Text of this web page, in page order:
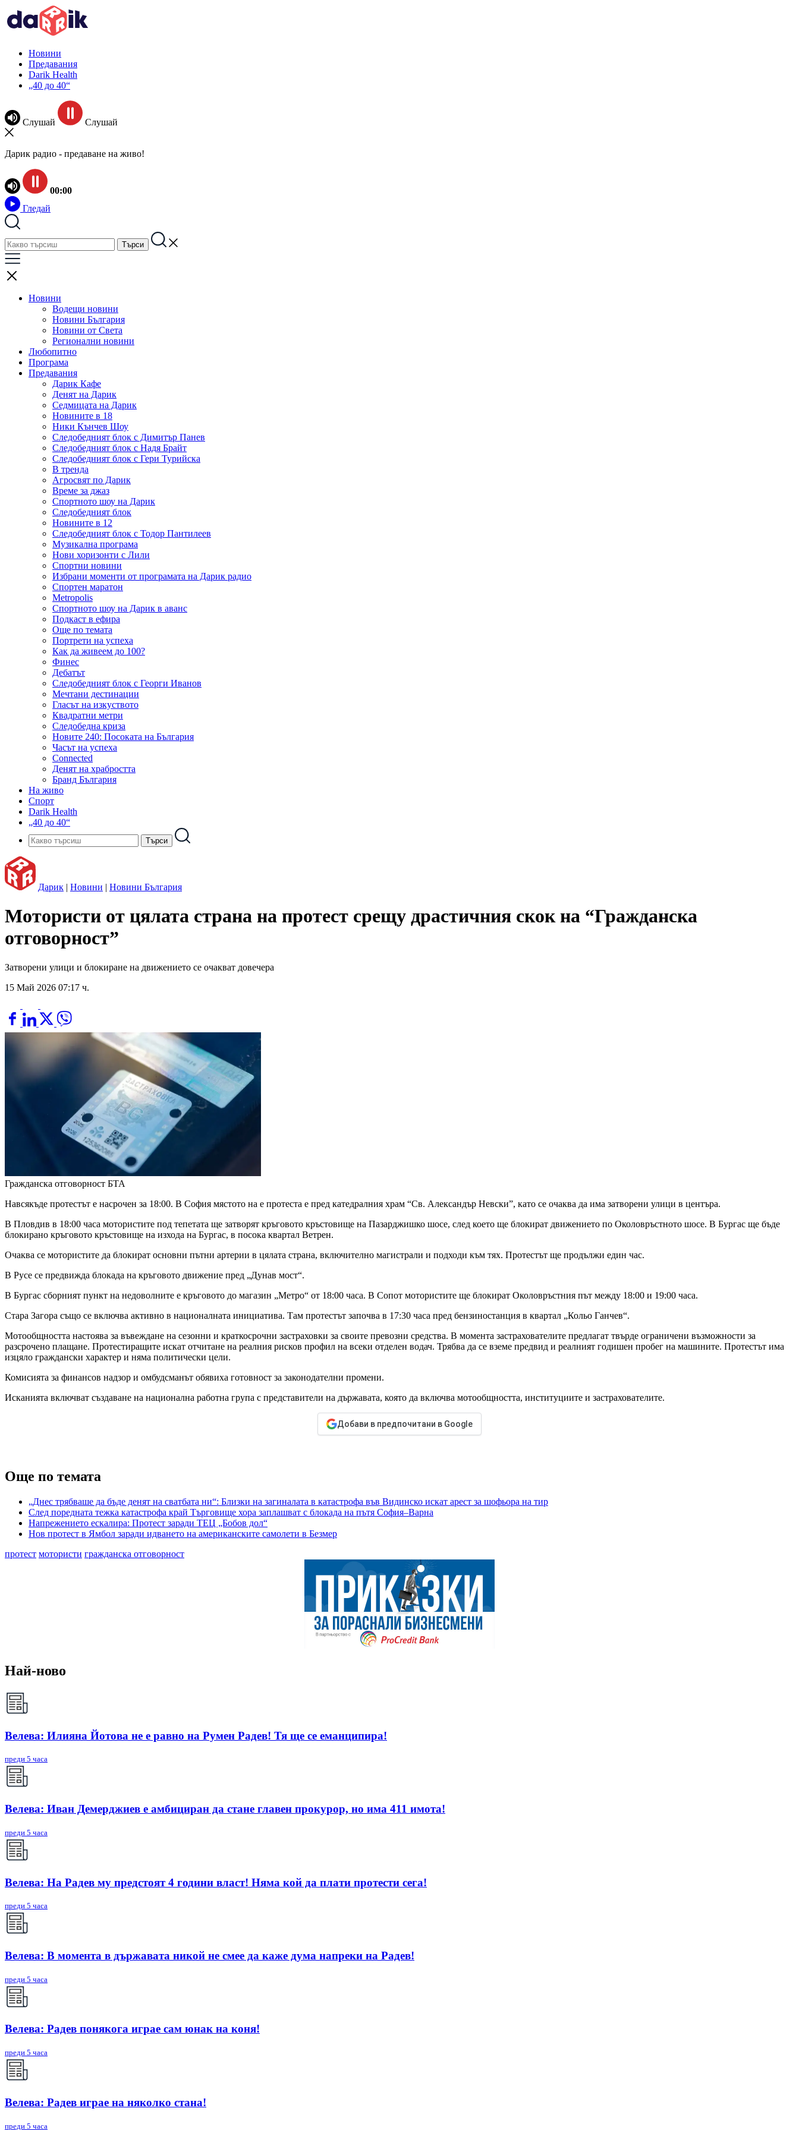
Новини
Предавания
Darik Health
„40 до 40“
Слушай Слушай
Дарик радио - предаване на живо!
00:00
Гледай
Новини
Водещи новини
Новини България
Новини от Света
Регионални новини
Любопитно
Програма
Предавания
Дарик Кафе
Денят на Дарик
Седмицата на Дарик
Новините в 18
Ники Кънчев Шоу
Следобедният блок с Димитър Панев
Следобедният блок с Надя Брайт
Следобедният блок с Гери Турийска
В тренда
Агросвят по Дарик
Време за джаз
Спортното шоу на Дарик
Следобедният блок
Новините в 12
Следобедният блок с Тодор Пантилеев
Музикална програма
Нови хоризонти с Лили
Спортни новини
Избрани моменти от програмата на Дарик радио
Спортен маратон
Metropolis
Спортното шоу на Дарик в аванс
Подкаст в ефира
Още по темата
Портрети на успеха
Как да живеем до 100?
Финес
Дебатът
Следобедният блок с Георги Иванов
Мечтани дестинации
Гласът на изкуството
Квадратни метри
Следобедна криза
Новите 240: Посоката на България
Часът на успеха
Connected
Денят на храбростта
Бранд България
На живо
Спорт
Darik Health
„40 до 40“
Дарик | Новини | Новини България
Мотористи от цялата страна на протест срещу драстичния скок на “Гражданска
отговорност”
Затворени улици и блокиране на движението се очакват довечера
15 Май 2026 07:17 ч.
Гражданска отговорност БТА
Навсякъде протестът е насрочен за 18:00. В София мястото на е протеста е пред катедралния храм “Св. Александър Невски”, като се очаква да има затворени улици в центъра.
В Пловдив в 18:00 часа мотористите под тепетата ще затворят кръговото кръстовище на Пазарджишко шосе, след което ще блокират движението по Околовръстното шосе. В Бургас ще бъде
блокирано кръговото кръстовище на изхода на Бургас, в посока квартал Ветрен.
Очаква се мотористите да блокират основни пътни артерии в цялата страна, включително магистрали и подходи към тях. Протестът ще продължи един час.
В Русе се предвижда блокада на кръговото движение пред „Дунав мост“.
В Бургас сборният пункт на недоволните е кръговото до магазин „Метро“ от 18:00 часа. В Сопот мотористите ще блокират Околовръстния път между 18:00 и 19:00 часа.
Стара Загора също се включва активно в националната инициатива. Там протестът започва в 17:30 часа пред бензиностанция в квартал „Кольо Ганчев“.
Мотообщността настоява за въвеждане на сезонни и краткосрочни застраховки за своите превозни средства. В момента застрахователите предлагат твърде ограничени възможности за
разсрочено плащане. Протестиращите искат отчитане на реалния рисков профил на всеки отделен водач. Трябва да се вземе предвид и реалният годишен пробег на машините. Протестът има
изцяло граждански характер и няма политически цели.
Комисията за финансов надзор и омбудсманът обявиха готовност за законодателни промени.
Исканията включват създаване на национална работна група с представители на държавата, която да включва мотообщността, институциите и застрахователите.
Добави в предпочитани в Google
Още по темата
„Днес трябваше да бъде денят на сватбата ни“: Близки на загиналата в катастрофа във Видинско искат арест за шофьора на тир
След поредната тежка катастрофа край Търговище хора заплашват с блокада на пътя София–Варна
Напрежението ескалира: Протест заради ТЕЦ „Бобов дол“
Нов протест в Ямбол заради идването на американските самолети в Безмер
протест мотористи гражданска отговорност
Най-ново
Велева: Илияна Йотова не е равно на Румен Радев! Тя ще се еманципира!
преди 5 часа
Велева: Иван Демерджиев е амбициран да стане главен прокурор, но има 411 имота!
преди 5 часа
Велева: На Радев му предстоят 4 години власт! Няма кой да плати протести сега!
преди 5 часа
Велева: В момента в държавата никой не смее да каже дума напреки на Радев!
преди 5 часа
Велева: Радев понякога играе сам юнак на коня!
преди 5 часа
Велева: Радев играе на няколко стана!
преди 5 часа